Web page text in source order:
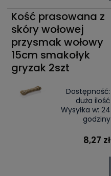
Kość prasowana z
skóry wołowej
przysmak wołowy
15cm smakołyk
gryzak 2szt
Dostępność:
duża ilość
Wysyłka w: 24
godziny
8,27 zł